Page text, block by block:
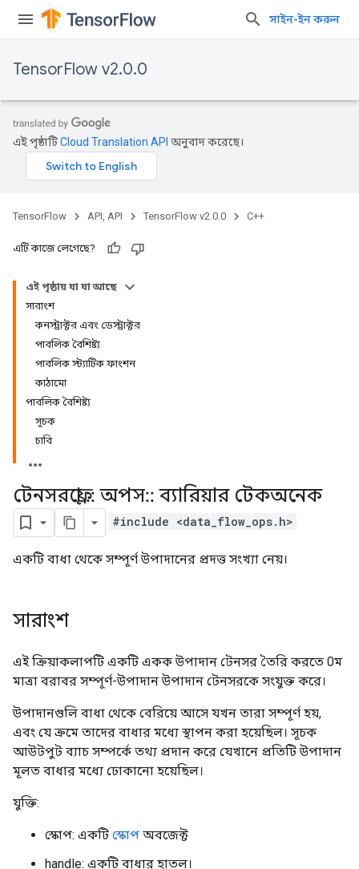
সাইন-ইন করুন
TensorFlow v2.0.0
এই পৃষ্ঠাটিCloud Translation API অনুবাদ করেছে।
TensorFlow API, API TensorFlow v2.0.0 C++
এটি কাজে লেগেছে?
এই পৃষ্ঠায় যা যা আছে
সারাংশ
কনস্ট্রাক্টর এবং ডেস্ট্রাক্টর
পাবলিক বৈশিষ্ট্য
পাবলিক স্ট্যাটিক ফাংশন
কাঠামো
পাবলিক বৈশিষ্ট্য
সূচক
চাবি
টেনসরফ্লো:: অপস:: ব্যারিয়ার টেকঅনেক
#include <data_flow_ops.h>
একটি বাধা থেকে সম্পূর্ণ উপাদানের প্রদত্ত সংখ্যা নেয়।
সারাংশ
এই ক্রিয়াকলাপটি একটি একক উপাদান টেনসর তৈরি করতে 0ম
মাত্রা বরাবর সম্পূর্ণ-উপাদান উপাদান টেনসরকে সংযুক্ত করে।
উপাদানগুলি বাধা থেকে বেরিয়ে আসে যখন তারা সম্পূর্ণ হয়,
এবং যে ক্রমে তাদের বাধার মধ্যে স্থাপন করা হয়েছিল। সূচক
আউটপুট ব্যাচ সম্পর্কে তথ্য প্রদান করে যেখানে প্রতিটি উপাদান
মূলত বাধার মধ্যে ঢোকানো হয়েছিল।
যুক্তি:
স্কোপ: একটি স্কোপ অবজেক্ট
handle: একটি বাধার হাতল।